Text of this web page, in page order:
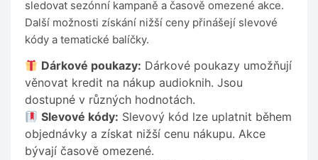
sledovat sezónní kampaně a časově omezené akce.
Další možnosti získání nižší ceny přinášejí slevové
kódy a tematické balíčky.
Dárkové poukazy: Dárkové poukazy umožňují
věnovat kredit na nákup audioknih. Jsou
dostupné v různých hodnotách.
Slevové kódy: Slevový kód lze uplatnit během
objednávky a získat nižší cenu nákupu. Akce
bývají časově omezené.